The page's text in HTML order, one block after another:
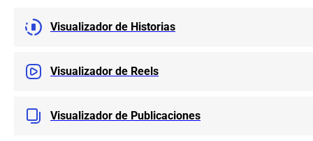
Visualizador de Historias
Visualizador de Reels
Visualizador de Publicaciones